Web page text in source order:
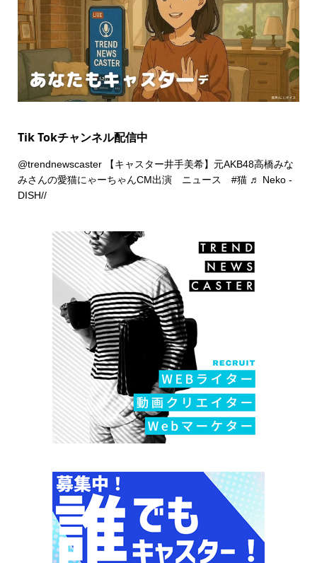
Tik Tokチャンネル配信中
@trendnewscaster【キャスター井手美希】元AKB48高橋みな
みさんの愛猫にゃーちゃんCM出演 ニュース #猫 ♬ Neko -
DISH//